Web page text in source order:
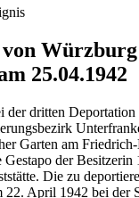
Würzburg
25.04.1942
der dritten
Garten am
Gestapo der
Die zu
22. April 1942 bei der